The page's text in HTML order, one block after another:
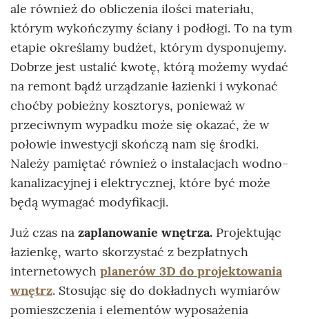
ale również do obliczenia ilości materiału,
którym wykończymy ściany i podłogi. To na tym
etapie określamy budżet, którym dysponujemy.
Dobrze jest ustalić kwotę, którą możemy wydać
na remont bądź urządzanie łazienki i wykonać
choćby pobieżny kosztorys, ponieważ w
przeciwnym wypadku może się okazać, że w
połowie inwestycji skończą nam się środki.
Należy pamiętać również o instalacjach wodno-
kanalizacyjnej i elektrycznej, które być może
będą wymagać modyfikacji.
Już czas na zaplanowanie wnętrza. Projektując
łazienkę, warto skorzystać z bezpłatnych
internetowych planerów 3D do projektowania
wnętrz. Stosując się do dokładnych wymiarów
pomieszczenia i elementów wyposażenia